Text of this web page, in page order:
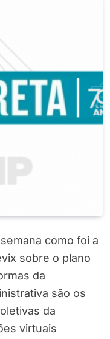
como foi a
sobre o plano
da
são os
da
virtuais